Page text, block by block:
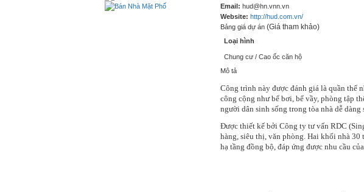
Email: hud@hn.vnn.vn
Website: http://hud.com.vn/
Bảng giá dự án (Giá tham khảo)
Loại hình
Chung cư / Cao ốc căn hộ
Mô tả
Công trình này được đánh giá là quần thể
công cộng như bể bơi, bể vầy, phòng tập
người dân sinh sống trong tòa nhà dễ
Được thiết kế bởi Công ty tư vấn RDC
hàng, siêu thị, văn phòng. Hai khối nhà 30
hạ tầng đồng bộ, đáp ứng được nhu cầu